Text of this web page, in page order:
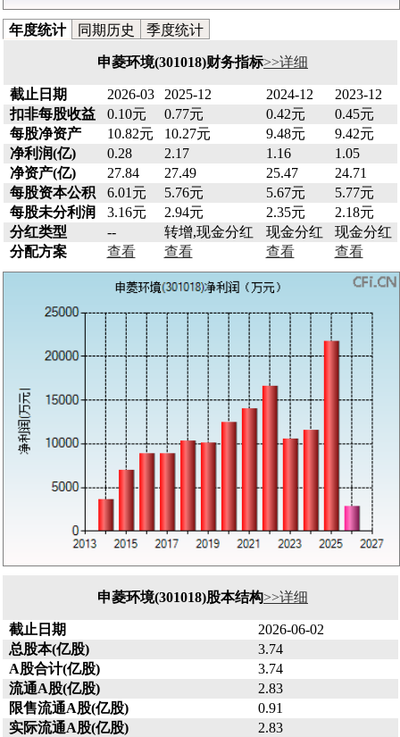
年度统计 同期历史 季度统计
申菱环境(301018)财务指标>>详细
截止日期 2026-03 2025-12 2024-12
2023-12
扣非每股收益
0.10元 0.77元 0.42元
0.45元
每股净资产
10.82元 10.27元 9.48元
9.42元
净利润(亿)
0.28 2.17 1.16
1.05
净资产(亿)
27.84 27.49 25.47
24.71
每股资本公积
6.01元 5.76元 5.67元
5.77元
每股未分利润
3.16元 2.94元 2.35元
2.18元
分红类型
-- 转增,现金分红 现金分红
现金分红
分配方案
查看 查看 查看 查看
申菱环境(301018)股本结构>>详细
截止日期
2026-06-02
总股本(亿股)
3.74
A股合计(亿股)
3.74
流通A股(亿股)
2.83
限售流通A股(亿股)
0.91
实际流通A股(亿股)
2.83